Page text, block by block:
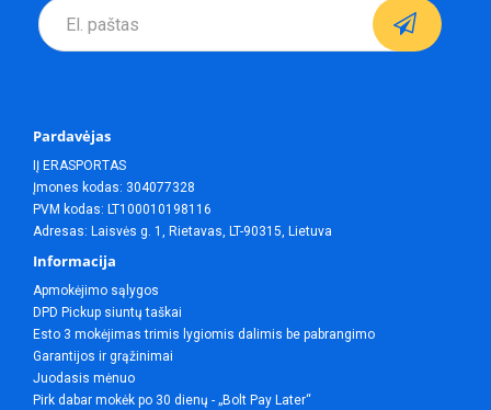
Pardavėjas
IĮ ERASPORTAS
Įmones kodas: 304077328
PVM kodas: LT100010198116
Adresas: Laisvės g. 1, Rietavas, LT-90315, Lietuva
Informacija
Apmokėjimo sąlygos
DPD Pickup siuntų taškai
Esto 3 mokėjimas trimis lygiomis dalimis be pabrangimo
Garantijos ir grąžinimai
Juodasis mėnuo
Pirk dabar mokėk po 30 dienų - „Bolt Pay Later“